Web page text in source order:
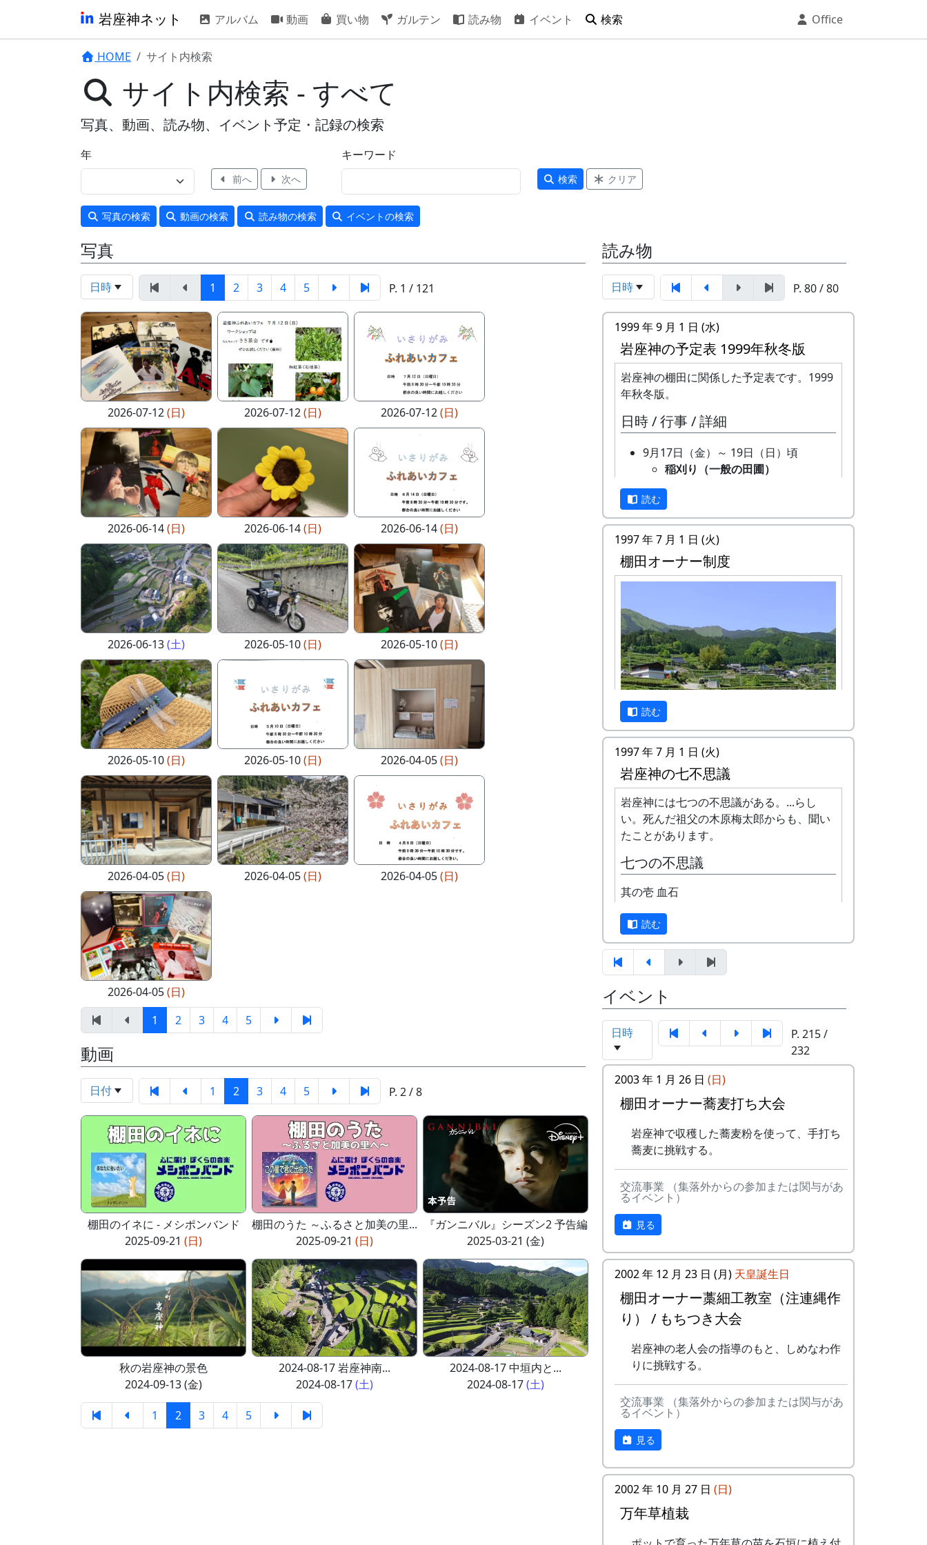
岩座神ネット アルバム 動画 買い物 ガルテン 読み物 イベント 検索 Office
HOME サイト内検索
サイト内検索 - すべて
写真、動画、読み物、イベント予定・記録の検索
年
前へ 次へ
キーワード
検索 クリア
写真の検索 動画の検索 読み物の検索 イベントの検索
写真
日時 1 2 3 4 5 P. 1 / 121
2026-07-12(日) 2026-07-12(日) 2026-07-12(日)
2026-06-14(日) 2026-06-14(日) 2026-06-14(日)
2026-06-13(土) 2026-05-10(日) 2026-05-10(日)
2026-05-10(日) 2026-05-10(日) 2026-04-05(日)
2026-04-05(日) 2026-04-05(日) 2026-04-05(日)
2026-04-05(日)
1
2 3 4 5
動画
日付 1 2 3 4 5 P. 2 / 8
棚田のイネに - メシポンバンド
2025-09-21 (日)
棚田のうた ～ふるさと加美の里...
2025-09-21 (日)
『ガンニバル』シーズン2 予告編
2025-03-21 (金)
秋の岩座神の景色
2024-09-13 (金)
2024-08-17 岩座神南...
2024-08-17(土)
2024-08-17 中垣内と...
2024-08-17(土)
1 2 3 4 5
読み物
日時 P. 80 / 80
1999 年 9 月 1 日 (水)
岩座神の予定表 1999年秋冬版
岩座神の棚田に関係した予定表です。1999
年秋冬版。
日時 / 行事 / 詳細
9月17日（金）～ 19日（日）頃
稲刈り（一般の田圃）
が普通です。そのまま乾燥機
に放り込みます。
9月26日（日）
オーナー田の稲刈り
鎌で刈って、稲木（いなき）
す。
棚田コンサート
アマチュア・バンド５組＋坂
庭省吾。
餅つき・野菜即売
10月3日（日）
蕎麦刈り
蕎麦の刈取り。人手不足が心
配されています。（予定変
更。17日に延期されまし
た。）再度、予定変更。やっ
ぱりやります。というか、や
りました。ごめんなさい。
五霊神社秋祭り（宵宮）
10月10日（日）
五霊神社秋祭り
10月11日（祝）
オーナー田収穫祭
天日干しにした稲を脱穀し、
籾摺り（もみすり）して玄米
今日まで活躍（？）してくれ
た案山子のコンテスト。
10月17日（日）
蕎麦刈り
蕎麦の刈取り。人手不足が心
配されています。当初の予定
通り、３日に行われました。
12月12日（日）
村老人会の指導のもと、棚田
オーナーが注連縄作りに挑戦
ますが、気のせいでしょうか。
打上げ予定が変わります。ましてや、お天
気まかせの農作物が相手ですから、これぐ
目に見てください。
読む
1997 年 7 月 1 日 (火)
棚田オーナー制度
岩座神は「日本の棚田百選」にも選ばれた
棚田の村です。
1997年から岩座神では「棚田オーナー制
度」が始まりました。
ー制度」とはどういうものか、ちょっと見
ていって下さい。
※ 以下は、主として1997年に作成し、
1998年、1999年、2002年に若干の加筆を
行ったものです。
棚田オーナー制度とは
まじめに農業に取り組み、自然とふれあう
勇気を持ち、地域になじめる方または家族
に、単に米作りを楽しむだけでなく、美し
い景観を誇る岩座神地区をみんなで守って
いくことに積極的に協力してもらうために
始められた。1区画100平方mで10区画を募
集した。会費は5万円。
「加美町への想い」「志望動機」「自己ア
ピール」などの作文を含む申し込みアンケ
特典として
一から十までプロの指導を受けて
できる。
加美町の宿泊施設が安く利用でき
る。
加美町の特産品がもらえる(1万円
相当)など。
オーナーの義務は
田んぼに入って米を作る。
自然とまじめにつきあう。
地域の人たちになじみ、仲良くす
る。
地区の美しい景観を守るため、美
り、刈り取り、稲木などは自分で
やること(田すき、田ごしらえ、普
段の水管理、消毒、施肥、脱穀、
乾燥、もみすりなどは農家が行う)
など。
読む
1997 年 7 月 1 日 (火)
岩座神の七不思議
岩座神には七つの不思議がある。...らし
い。死んだ祖父の木原梅太郎からも、聞い
たことがあります。
七つの不思議
其の壱 血石
岩座神入口の道の西側、渓流に臨んで、上
面が平らで赤みを帯びた巨石があり、血石
と呼ばれている。
その昔、岩座神の神光寺が隆盛をきわめて
と、はるか南方から遺体を運んでこの寺に
葬った。その際、死人はみな一度この石の
上に置いたところから、血石の名が付けら
れたと言われる。また、一説には、死体が
あまりに重いので、この石の上で四肢を切
り離して運んだため、その血でこの石が赤
く染まったのだとも伝えられている。
其の弐 仁王門のシキミ
読む
イベント
日時
P. 215 /
232
2003 年 1 月 26 日 (日)
棚田オーナー蕎麦打ち大会
岩座神で収穫した蕎麦粉を使って、手打ち
蕎麦に挑戦する。
交流事業 （集落外からの参加または関与があ
るイベント）
見る
2002 年 12 月 23 日 (月) 天皇誕生日
棚田オーナー藁細工教室（注連縄作
り） / もちつき大会
岩座神の老人会の指導のもと、しめなわ作
りに挑戦する。
交流事業 （集落外からの参加または関与があ
るイベント）
見る
2002 年 10 月 27 日 (日)
万年草植栽